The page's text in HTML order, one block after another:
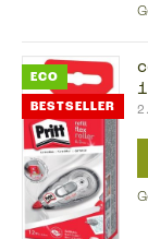
ECO
BESTSELLER